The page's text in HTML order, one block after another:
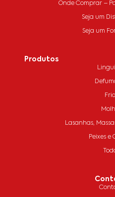
Onde Comprar –
Seja um
Seja um
Produtos
Lasanhas,
Peixes e